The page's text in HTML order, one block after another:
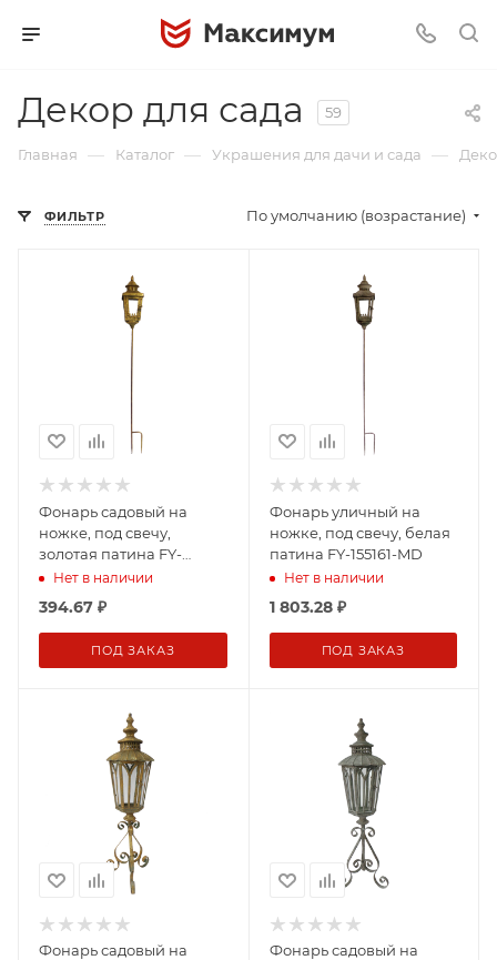
Декор для сада 59
Главная — Каталог — Украшения для дачи и сада —
ФИЛЬТР По умолчанию (возрастание)
Фонарь садовый на
ножке, под свечу,
золотая патина FY-
155161-F129
Нет в наличии
394.67 ₽
ПОД ЗАКАЗ
Фонарь уличный на
ножке, под свечу, белая
патина FY-155161-MD
Нет в наличии
1 803.28₽
ПОД ЗАКАЗ
Фонарь садовый на
Фонарь садовый на